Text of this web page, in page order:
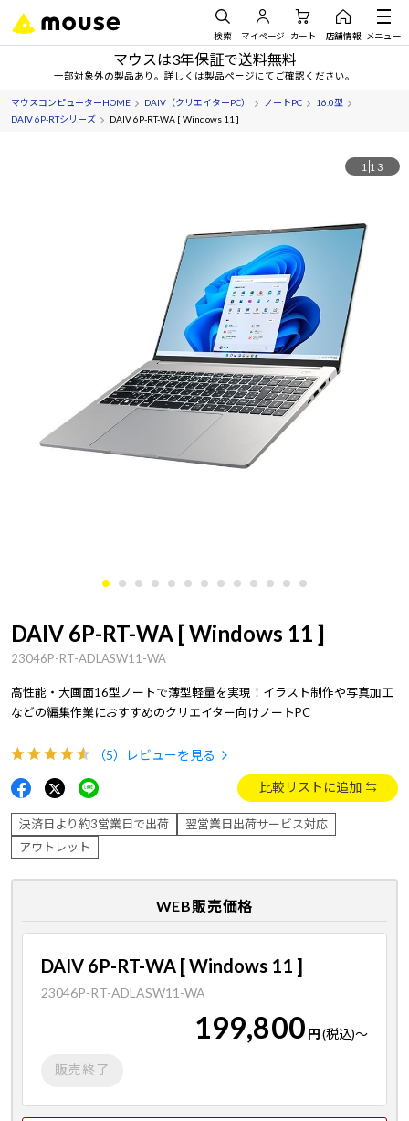
検索 マイページ カート 店舗情報 メニュー
マウスは3年保証で送料無料
一部対象外の製品あり。詳しくは製品ページにてご確認ください。
マウスコンピューターHOME DAIV（クリエイターPC） ノートPC
16.0型
DAIV 6P-RTシリーズ
DAIV 6P-RT-WA [ Windows 11 ]
1 13
DAIV 6P-RT-WA [ Windows 11 ]
23046P-RT-ADLASW11-WA
高性能・大画面16型ノートで薄型軽量を実現！イラスト制作や写真加工
などの編集作業におすすめのクリエイター向けノートPC
（5） レビューを見る
比較リストに追加
決済日より約3営業日で出荷
翌営業日出荷サービス対応
アウトレット
WEB販売価格
DAIV 6P-RT-WA [ Windows 11 ]
23046P-RT-ADLASW11-WA
199,800 円(税込)～
販売終了